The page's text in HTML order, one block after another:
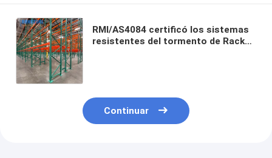
RMI/AS4084 certificó los sistemas
resistentes del tormento de Rack&
Continuar